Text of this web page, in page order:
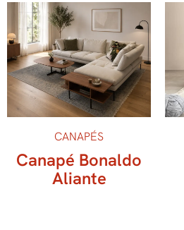
CANAPÉS
Canapé Bonaldo
Aliante